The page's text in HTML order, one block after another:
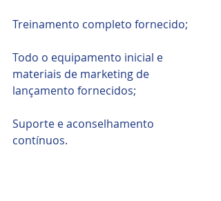
Treinamento completo fornecido;
Todo o equipamento inicial e
materiais de marketing de
lançamento fornecidos;
Suporte e aconselhamento
contínuos.